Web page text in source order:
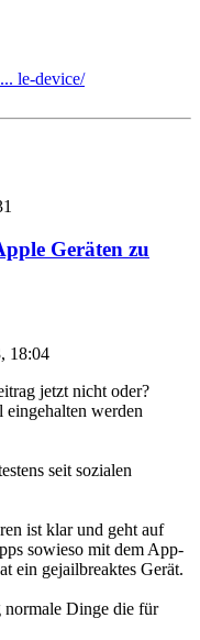
le-device/
Geräten zu
18:04
jetzt nicht oder?
eingehalten werden
seit sozialen
ist klar und geht auf
sowieso mit dem App-
ein gejailbreaktes Gerät.
normale Dinge die für